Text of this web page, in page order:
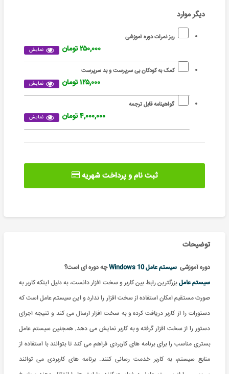
دیگر موارد
ریز نمرات دوره آموزشی
نمایش ۲۵۰,۰۰۰ تومان
کمک به کودکان بی سرپرست و بد سرپرست
نمایش ۱۲۵,۰۰۰ تومان
گواهینامه قابل ترجمه
نمایش ۴,۰۰۰,۰۰۰ تومان
ثبت نام و پرداخت شهریه
توضیحات
دوره آموزشی سیستم عامل Windows 10
چه دوره ای است؟
سیستم عاملبزرگترین رابط بین کاربر و سخت افزار دانست، به دلیل اینکه کاربر به
صورت مستقیم امکان استفاده از سخت افزار را ندارد و این سیستم عامل است که
دستورات را از کاربر دریافت کرده و به سخت افزار ارسال می کند و نتیجه اجرای
دستور را از سخت افزار گرفته و به کاربر نمایش می دهد. همجنین سیستم عامل
بستری مناسب را برای برنامه های کاربردی فراهم می کند تا بتوانند با استفاده از
منابع سیستم، به کاربر خدمت رسانی کنند. برنامه های کاربردی می توانند